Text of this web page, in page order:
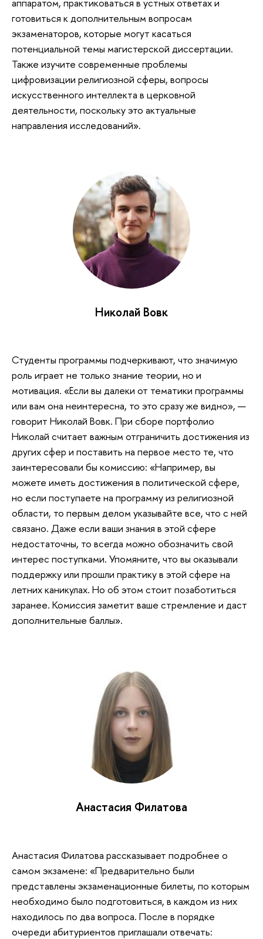
готовиться к дополнительным вопросам
экзаменаторов, которые могут касаться
потенциальной темы магистерской диссертации.
Также изучите современные проблемы
цифровизации религиозной сферы, вопросы
искусственного интеллекта в церковной
деятельности, поскольку это актуальные
направления исследований».
Николай Вовк
Студенты программы подчеркивают, что значимую
роль играет не только знание теории, но и
мотивация. «Если вы далеки от тематики программы
или вам она неинтересна, то это сразу же видно», —
говорит Николай Вовк. При сборе портфолио
Николай считает важным отграничить достижения из
других сфер и поставить на первое место те, что
заинтересовали бы комиссию: «Например, вы
можете иметь достижения в политической сфере,
но если поступаете на программу из религиозной
области, то первым делом указывайте все, что с ней
связано. Даже если ваши знания в этой сфере
недостаточны, то всегда можно обозначить свой
интерес поступками. Упомяните, что вы оказывали
поддержку или прошли практику в этой сфере на
летних каникулах. Но об этом стоит позаботиться
заранее. Комиссия заметит ваше стремление и даст
дополнительные баллы».
Анастасия Филатова
Анастасия Филатова рассказывает подробнее о
самом экзамене: «Предварительно были
представлены экзаменационные билеты, по которым
необходимо было подготовиться, в каждом из них
находилось по два вопроса. После в порядке
очереди абитуриентов приглашали отвечать: